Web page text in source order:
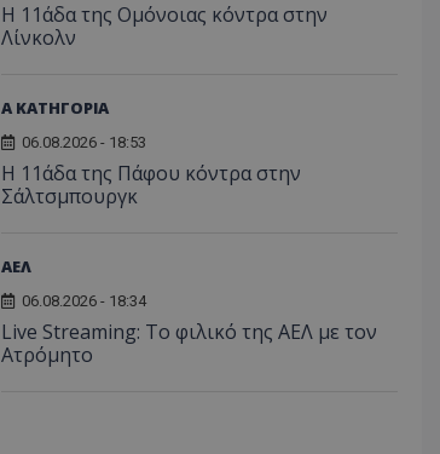
Η 11άδα της Ομόνοιας κόντρα στην
Λίνκολν
Α ΚΑΤΗΓΟΡΙΑ
06.08.2026 - 18:53
Η 11άδα της Πάφου κόντρα στην
Σάλτσμπουργκ
ΑΕΛ
06.08.2026 - 18:34
Live Streaming: Το φιλικό της ΑΕΛ με τον
Ατρόμητο